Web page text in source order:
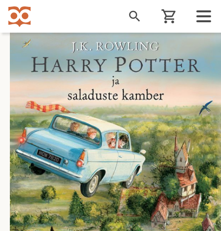
Liigu
edasi
põhisisu
juurde